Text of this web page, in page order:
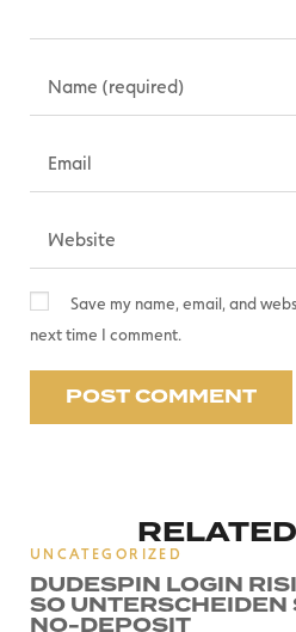
Save my name, email, and
next time I comment.
UNCATEGORIZED
DUDESPIN LOGIN
SO UNTERSCHEIDEN
NO-DEPOSIT